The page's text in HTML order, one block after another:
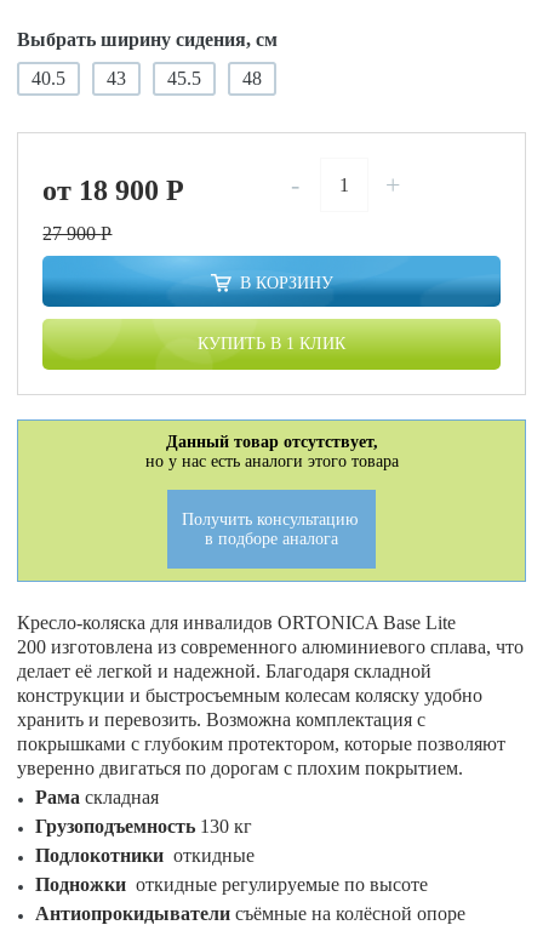
Выбрать ширину сидения, см
40.5
43 48
45.5
от 18 900P
27 900P
- +
В КОРЗИНУ
КУПИТЬ В 1 КЛИК
Данный товар отсутствует,
но у нас есть аналоги этого товара
Получить консультацию
в подборе аналога
Кресло-коляска для инвалидов ORTONICA Base Lite
200 изготовлена из современного алюминиевого сплава, что
делает её легкой и надежной. Благодаря складной
конструкции и быстросъемным колесам коляску удобно
хранить и перевозить. Возможна комплектация с
покрышками с глубоким протектором, которые позволяют
уверенно двигаться по дорогам с плохим покрытием.
Рама складная
Грузоподъемность 130 кг
Подлокотники откидные
Подножки откидные регулируемые по высоте
Антиопрокидыватели съёмные на колёсной опоре